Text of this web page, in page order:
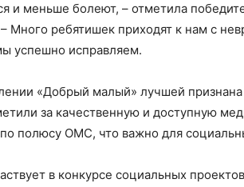
и меньше болеют, – отметила
Много ребятишек приходят к нам с
успешно исправляем.
«Добрый малый» лучшей
за качественную и доступную
полюсу ОМС, что важно для
в конкурсе социальных